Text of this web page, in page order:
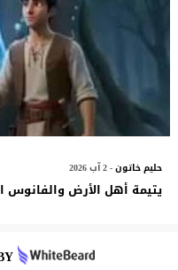
حليم خاتون- 2 آب 2026
يتيمة أهل الأرض والفانوس